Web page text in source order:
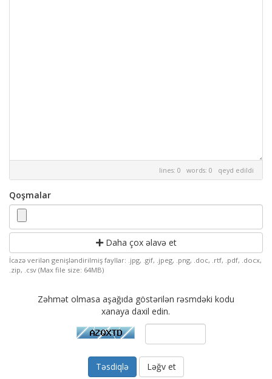
lines: 0 words: 0 qeyd edildi
Qoşmalar
Daha çox əlavə et
İcazə verilən genişləndirilmiş fayllar: .jpg, .gif, .jpeg, .png, .doc, .rtf, .pdf, .docx,
.zip, .csv (Max file size: 64MB)
Zəhmət olmasa aşağıda göstərilən rəsmdəki kodu
xanaya daxil edin.
Ləğv et